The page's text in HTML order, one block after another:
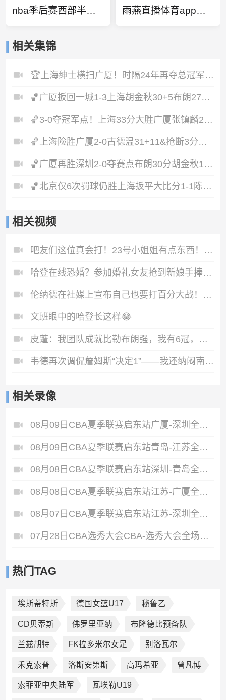
nba季后赛西部半决赛3勇士vs火箭 雨燕直播体育app下载
相关集锦
🏆上海绅士横扫广厦！时隔24年再夺总冠军！王哲林爆砍29+14！
🏀广厦扳回一城1-3上海胡金秋30+5布朗27+8古德温28+6+8
🏀3-0夺冠军点！上海33分大胜广厦张镇麟23+9+6孙铭徽8中2
🏀上海险胜广厦2-0古德温31+11&抢断3分压哨绝杀布朗空砍50分
🏀广厦再胜深圳2-0夺赛点布朗30分胡金秋17+8贺希宁16中6
🏀北京仅6次罚球仍胜上海扳平大比分1-1陈盈骏26分古德温32分
相关视频
吧友们这位真会打！23号小姐姐有点东西！宿命君表示愿一战！
哈登在线恐婚？参加婚礼女友抢到新娘手捧花，哈登表情亮了🤣
伦纳德在社媒上宣布自己也要打百分大战！说不让对面得分超过10分
文班眼中的哈登长这样😂
皮蓬：我团队成就比勒布朗强，我有6冠，我没有刻意追求个人荣誉
韦德再次调侃詹姆斯“决定1”——我还纳闷南海岸是哪支球队呢？
相关录像
08月09日CBA夏季联赛启东站广厦-深圳全场录像
08月09日CBA夏季联赛启东站青岛-江苏全场录像
08月08日CBA夏季联赛启东站深圳-青岛全场录像
08月08日CBA夏季联赛启东站江苏-广厦全场录像
08月07日CBA夏季联赛启东站江苏-深圳全场录像
07月28日CBA选秀大会CBA-选秀大会全场录像
热门TAG
埃斯蒂特斯 德国女篮U17 秘鲁乙
CD贝蒂斯 佛罗里亚纳 布隆德比预备队
兰兹胡特 FK拉多米尔女足 别洛瓦尔
禾克索普 洛斯安第斯 高玛希亚 曾凡博
索菲亚中央陆军 瓦埃勒U19